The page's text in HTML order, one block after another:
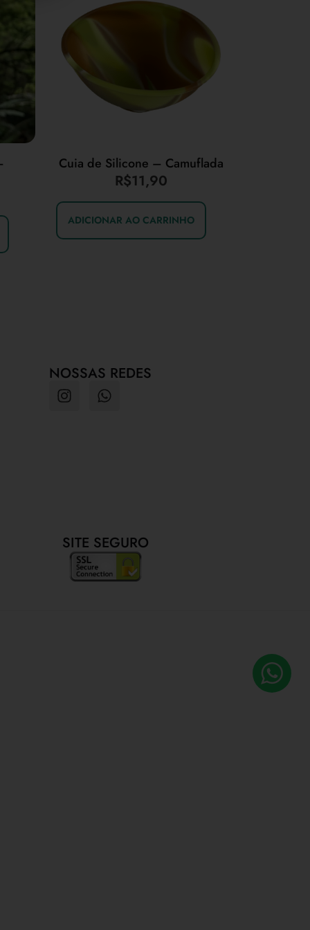
Cuia de Silicone – Camuflada
R$11,90
ADICIONAR AO CARRINHO
NOSSAS REDES
SITE SEGURO